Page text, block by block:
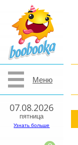
Меню
07.08.2026
пятница
Узнать больше